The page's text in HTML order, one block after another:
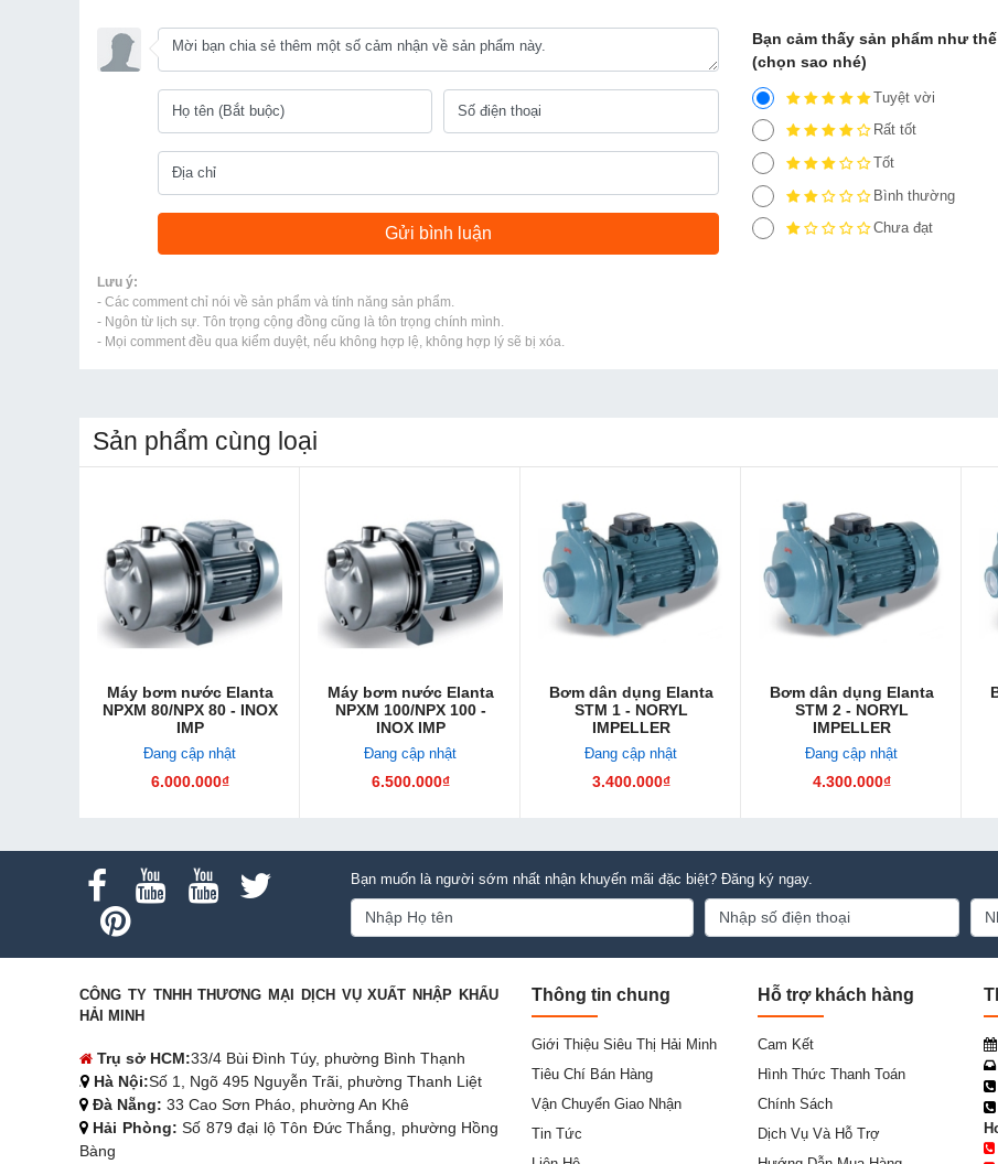
Bạn cảm thấy sản phẩm như
(chọn sao nhé)
Tuyệt vời
Rất tốt
Tốt
Bình thường
Chưa đạt
Lưu ý:
- Các comment chỉ nói về sản phẩm và tính năng sản phẩm.
- Ngôn từ lịch sự. Tôn trọng cộng đồng cũng là tôn trọng chính mình.
- Mọi comment đều qua kiểm duyệt, nếu không hợp lệ, không hợp lý sẽ bị xóa.
Sản phẩm cùng loại
Máy bơm nước Elanta
NPXM 80/NPX 80 - INOX
IMP
Đang cập nhật
6.000.000₫
Máy bơm nước Elanta
NPXM 100/NPX 100 -
INOX IMP
Đang cập nhật
6.500.000₫
Bơm dân dụng Elanta
STM 1 - NORYL
IMPELLER
Đang cập nhật
3.400.000₫
Bơm dân dụng Elanta
STM 2 - NORYL
IMPELLER
Đang cập nhật
4.300.000₫
Bạn muốn là người sớm nhất nhận khuyến mãi đặc biệt? Đăng ký ngay.
CÔNG TY TNHH THƯƠNG MẠI DỊCH VỤ XUẤT NHẬP KHẨU
HẢI MINH
Trụ sở HCM:33/4 Bùi Đình Túy, phường Bình Thạnh
Hà Nội:Số 1, Ngõ 495 Nguyễn Trãi, phường Thanh Liệt
Đà Nẵng: 33 Cao Sơn Pháo, phường An Khê
Hải Phòng: Số 879 đại lộ Tôn Đức Thắng, phường Hồng
Bàng
Thông tin chung
Giới Thiệu Siêu Thị Hải Minh
Tiêu Chí Bán Hàng
Vận Chuyển Giao Nhận
Tin Tức
Hỗ trợ khách hàng
Cam Kết
Hình Thức Thanh Toán
Chính Sách
Dịch Vụ Và Hỗ Trợ